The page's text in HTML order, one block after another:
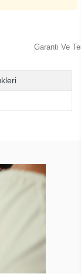
Garanti Ve